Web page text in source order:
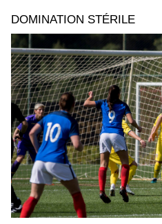
DOMINATION STÉRILE